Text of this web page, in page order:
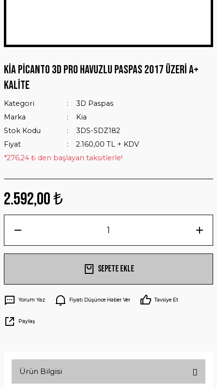
Kia Picanto 3D Pro Havuzlu Paspas 2017 Üzeri A+
Kalite
Kategori
3D Paspas
Marka
Kia
Stok Kodu
3DS-SDZ182
Fiyat
2.160,00 TL + KDV
*276,24 ₺ den başlayan taksitlerle!
2.592,00 ₺
Sepete Ekle
Yorum Yaz Fiyatı Düşünce Haber Ver Tavsiye Et
Paylaş
Ürün Bilgisi